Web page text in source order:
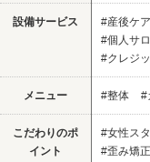
設備サービス #産後ケア
#個人サ
#クレジ
メニュー #整体 #
こだわりのポ
イント
#女性ス
#歪み矯